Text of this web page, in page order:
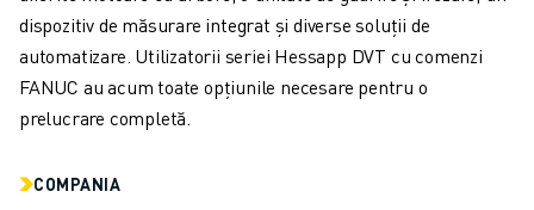
dispozitiv de măsurare integrat și diverse soluții de
automatizare. Utilizatorii seriei Hessapp DVT cu comenzi
FANUC au acum toate opțiunile necesare pentru o
prelucrare completă.
COMPANIA